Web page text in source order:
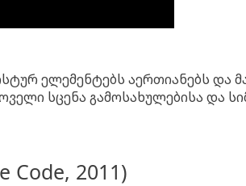
ელემენტებს აერთიანებს და
სცენა გამოსახულებისა და
Code, 2011)